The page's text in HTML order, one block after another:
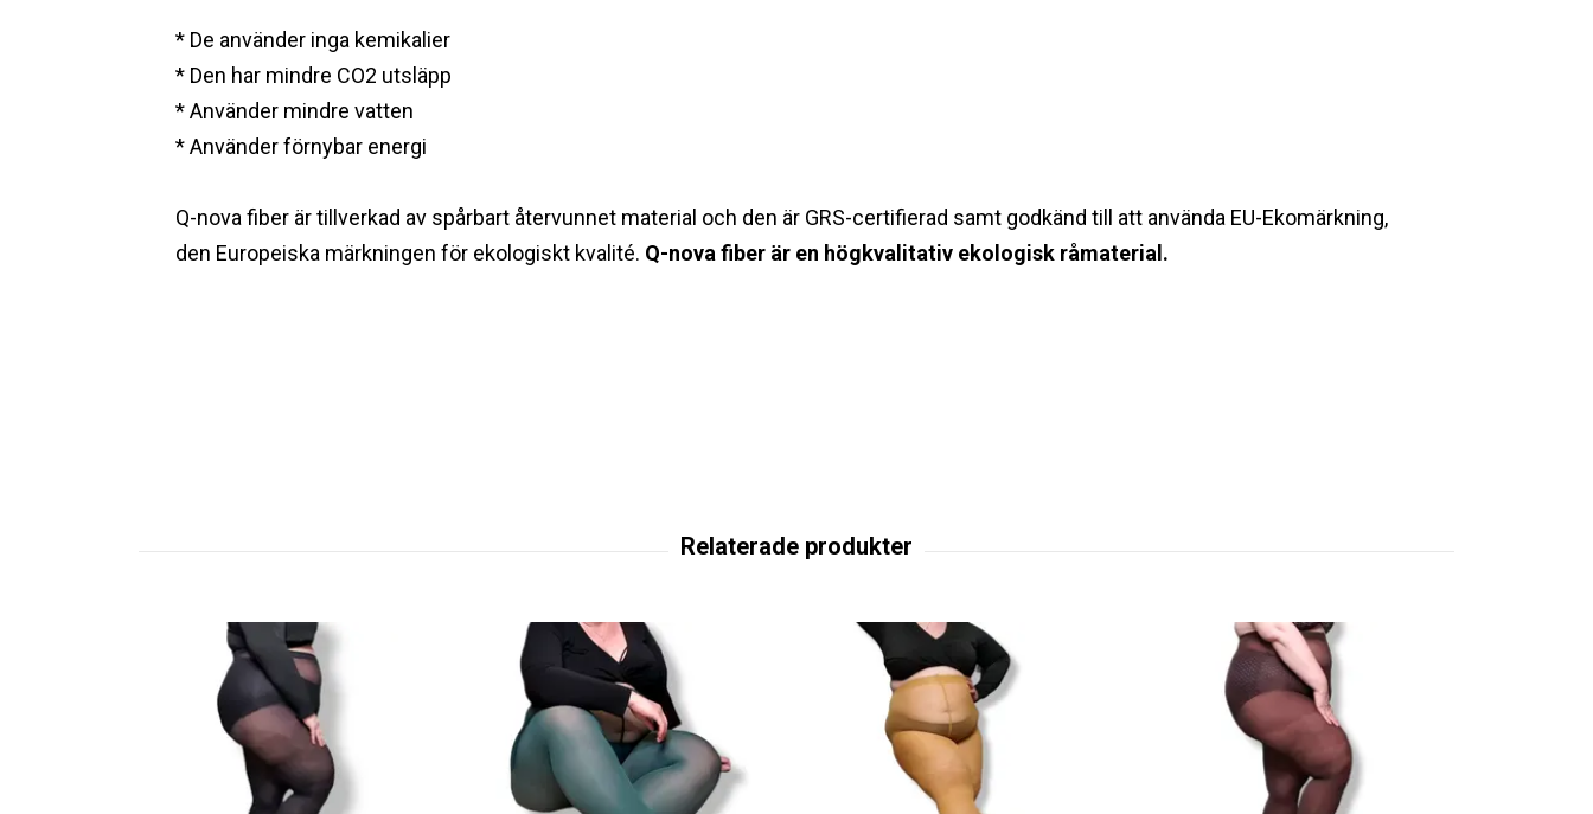
* De använder inga kemikalier
* Den har mindre CO2 utsläpp
* Använder mindre vatten
* Använder förnybar energi
Q-nova fiber är tillverkad av spårbart återvunnet material och den är GRS-certifierad samt godkänd till att använda EU-Ekomärkning,
den Europeiska märkningen för ekologiskt kvalité. Q-nova fiber är en högkvalitativ ekologisk råmaterial.